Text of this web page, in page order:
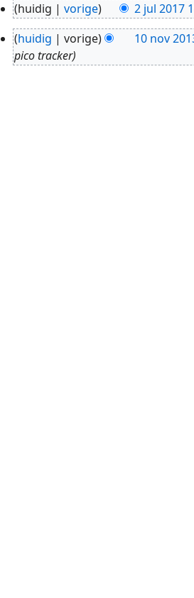
2
jul
2017
huidig vorige 2 jul 2017
10
nov
huidig vorige 10 nov
pico tracker